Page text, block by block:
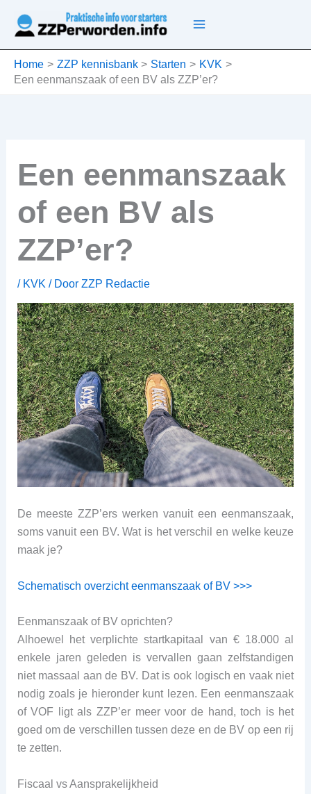
naar
inhoud
Home ZZP kennisbank Starten
KVK
Een eenmanszaak of een BV als ZZP’er?
Een eenmanszaak
of een BV als
ZZP’er?
/ KVK / Door ZZP Redactie
De meeste ZZP’ers werken vanuit een eenmanszaak,
soms vanuit een BV. Wat is het verschil en welke keuze
maak je?
Schematisch overzicht eenmanszaak of BV >>>
Eenmanszaak of BV oprichten?
Alhoewel het verplichte startkapitaal van € 18.000 al
enkele jaren geleden is vervallen gaan zelfstandigen
niet massaal aan de BV. Dat is ook logisch en vaak niet
nodig zoals je hieronder kunt lezen. Een eenmanszaak
of VOF ligt als ZZP’er meer voor de hand, toch is het
goed om de verschillen tussen deze en de BV op een rij
te zetten.
Fiscaal vs Aansprakelijkheid